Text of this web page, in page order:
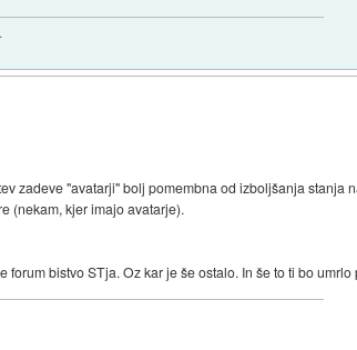
zadeve "avatarji" bolj pomembna od izboljšanja
(nekam, kjer imajo avatarje).
forum bistvo STja. Oz kar je še ostalo. In še to ti bo